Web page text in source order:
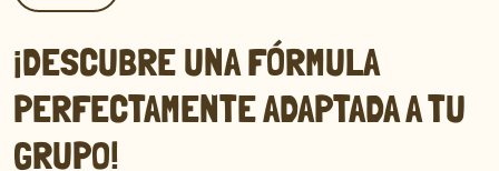
¡DESCUBRE UNA FÓRMULA
PERFECTAMENTE ADAPTADA A TU
GRUPO!